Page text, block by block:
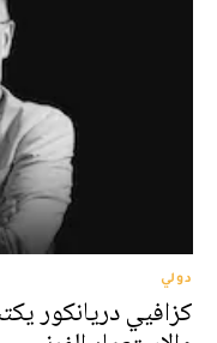
دولي
كزافيي دريانكور